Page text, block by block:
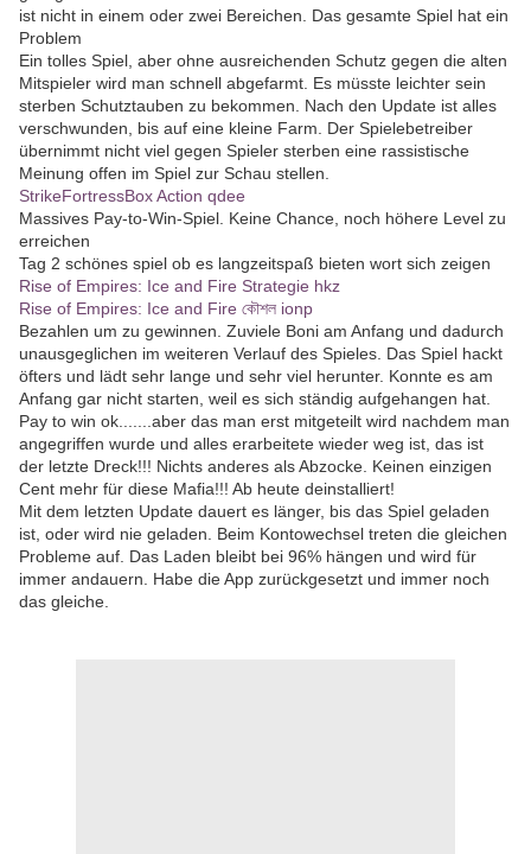
ist nicht in einem oder zwei Bereichen. Das gesamte Spiel hat ein
Problem
Ein tolles Spiel, aber ohne ausreichenden Schutz gegen die alten
Mitspieler wird man schnell abgefarmt. Es müsste leichter sein
sterben Schutztauben zu bekommen. Nach den Update ist alles
verschwunden, bis auf eine kleine Farm. Der Spielebetreiber
übernimmt nicht viel gegen Spieler sterben eine rassistische
Meinung offen im Spiel zur Schau stellen.
StrikeFortressBox Action qdee
Massives Pay-to-Win-Spiel. Keine Chance, noch höhere Level zu
erreichen
Tag 2 schönes spiel ob es langzeitspaß bieten wort sich zeigen
Rise of Empires: Ice and Fire Strategie hkz
Rise of Empires: Ice and Fire কৌশল ionp
Bezahlen um zu gewinnen. Zuviele Boni am Anfang und dadurch
unausgeglichen im weiteren Verlauf des Spieles. Das Spiel hackt
öfters und lädt sehr lange und sehr viel herunter. Konnte es am
Anfang gar nicht starten, weil es sich ständig aufgehangen hat.
Pay to win ok.......aber das man erst mitgeteilt wird nachdem man
angegriffen wurde und alles erarbeitete wieder weg ist, das ist
der letzte Dreck!!! Nichts anderes als Abzocke. Keinen einzigen
Cent mehr für diese Mafia!!! Ab heute deinstalliert!
Mit dem letzten Update dauert es länger, bis das Spiel geladen
ist, oder wird nie geladen. Beim Kontowechsel treten die gleichen
Probleme auf. Das Laden bleibt bei 96% hängen und wird für
immer andauern. Habe die App zurückgesetzt und immer noch
das gleiche.